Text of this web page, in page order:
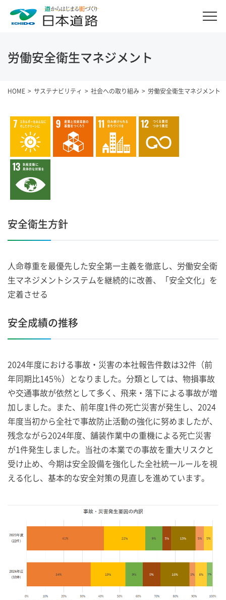
労働安全衛生マネジメント
HOME サステナビリティ 社会への取り組み 労働安全衛生マネジメント
安全衛生方針
人命尊重を最優先した安全第一主義を徹底し、労働安全衛
生マネジメントシステムを継続的に改善、「安全文化」を
定着させる
安全成績の推移
2024年度における事故・災害の本社報告件数は32件（前
年同期比145％）となりました。分類としては、物損事故
や交通事故が依然として多く、飛来・落下による事故が増
加しました。また、前年度1件の死亡災害が発生し、2024
年度当初から全社で事故防止活動の強化に努めましたが、
残念ながら2024年度、舗装作業中の重機による死亡災害
が1件発生しました。当社の本業での事故を重大リスクと
受け止め、今期は安全設備を強化した全社統一ルールを視
える化し、基本的な安全対策の見直しを進めています。